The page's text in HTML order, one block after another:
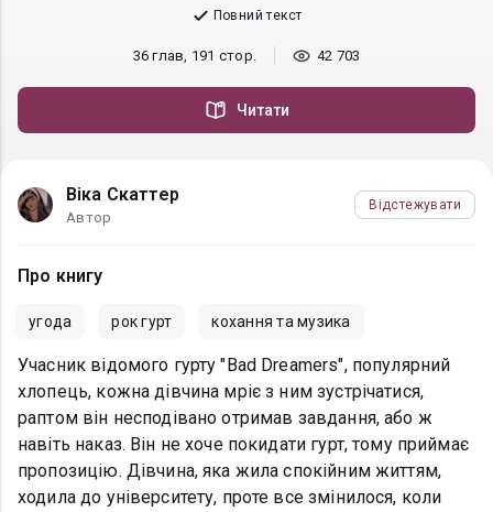
Повний текст
36 глав, 191 стор. 42 703
Читати
Віка Скаттер
Автор
Відстежувати
Про книгу
угода рок гурт кохання та музика
Учасник відомого гурту "Bad Dreamers", популярний
хлопець, кожна дівчина мріє з ним зустрічатися,
раптом він несподівано отримав завдання, або ж
навіть наказ. Він не хоче покидати гурт, тому приймає
пропозицію. Дівчина, яка жила спокійним життям,
ходила до університету, проте все змінилося, коли